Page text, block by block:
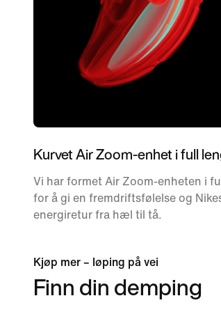
Kurvet Air Zoom-enhet i full
Vi har formet Air Zoom-enheten i
for å gi en fremdriftsfølelse og
energiretur fra hæl til tå.
Kjøp mer – løping på vei
Finn din demping